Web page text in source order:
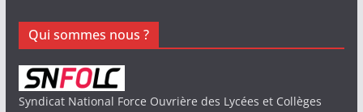
Qui sommes nous ?
Syndicat National Force Ouvrière des Lycées et Collèges